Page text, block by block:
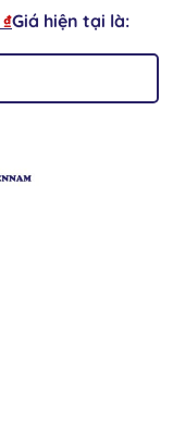
₫Giá hiện tại là: